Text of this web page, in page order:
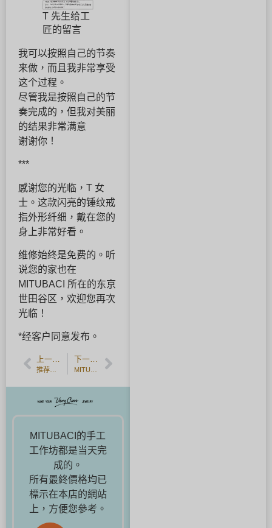
T 先生给工
匠的留言
我可以按照自己的节奏
来做，而且我非常享受
这个过程。
尽管我是按照自己的节
奏完成的，但我对美丽
的结果非常满意
谢谢你！
***
感谢您的光临，T 女
士。这款闪亮的锤纹戒
指外形纤细，戴在您的
身上非常好看。
维修始终是免费的。听
说您的家也在
MITUBACI 所在的东京
世田谷区，欢迎您再次
光临！
*经客户同意发布。
MITUBACI的手工
工作坊都是当天完
成的。
所有最終價格均已
標示在本店的網站
上，方便您參考。